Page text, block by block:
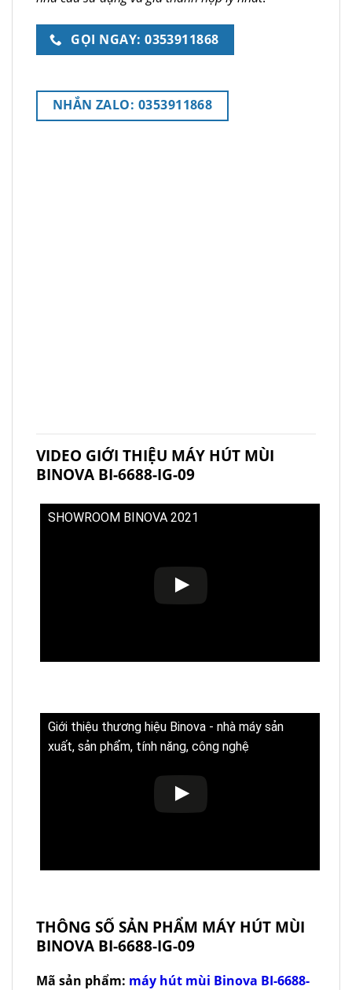
GỌI NGAY: 0353911868
NHẮN ZALO: 0353911868
VIDEO GIỚI THIỆU MÁY HÚT MÙI
BINOVA BI-6688-IG-09
SHOWROOM BINOVA 2021
Giới thiệu thương hiệu Binova - nhà máy sản
xuất, sản phẩm, tính năng, công nghệ
THÔNG SỐ SẢN PHẨM MÁY HÚT MÙI
BINOVA BI-6688-IG-09
Mã sản phẩm: máy hút mùi Binova BI-6688-